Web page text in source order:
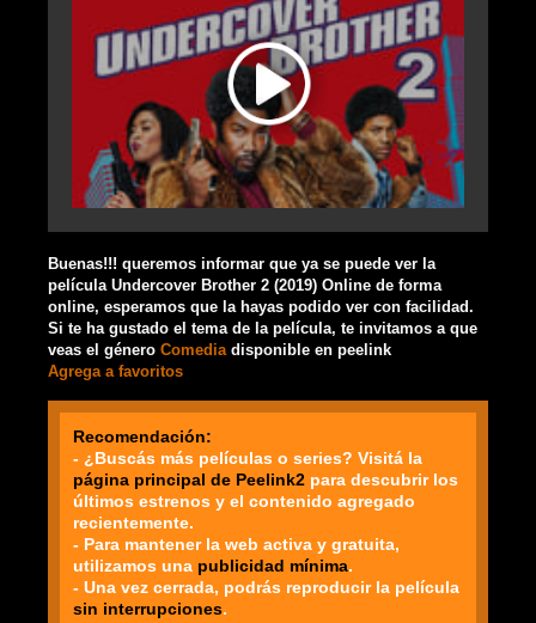
Buenas!!! queremos informar que ya se puede ver la
película Undercover Brother 2 (2019) Online de forma
online, esperamos que la hayas podido ver con facilidad.
Si te ha gustado el tema de la película, te invitamos a que
veas el género Comedia disponible en peelink
Agrega a favoritos
Recomendación:
- ¿Buscás más películas o series? Visitá la
página principal de Peelink2 para descubrir los
últimos estrenos y el contenido agregado
recientemente.
- Para mantener la web activa y gratuita,
utilizamos una publicidad mínima.
- Una vez cerrada, podrás reproducir la película
sin interrupciones.